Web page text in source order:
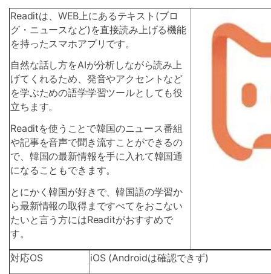
Readitは、WEB上にあるテキスト(ブロ
グ・ニュースなど)を直接読み上げる機能
を持ったスマホアプリです。
自然な話し方をAIが分析しながら読み上
げてくれるため、発音やアクセントなど
を学ぶための語学学習ツールとしても役
立ちます。
Readitを使うことで韓国のニュース番組
や記事を音声で聞き流すことができるの
で、韓国の最新情報を手に入れて韓国通
になることもできます。
とにかく韓国が好きで、韓国語の学習か
ら最新情報の取得まですべてをおこない
たいと言う方にはReaditがおすすめで
す。
対応OS
iOS (Androidは確認できず)